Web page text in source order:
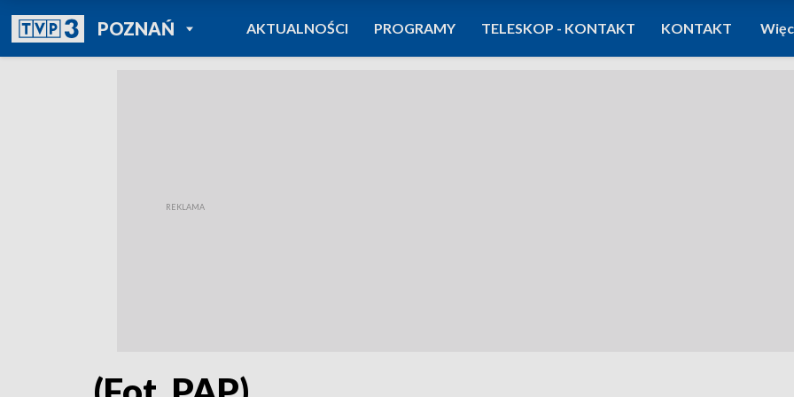
POZNAŃPOWRÓT DO
TVP REGIONY
AKTUALNOŚCI PROGRAMY TELESKOP - KONTAKT KONTAKT